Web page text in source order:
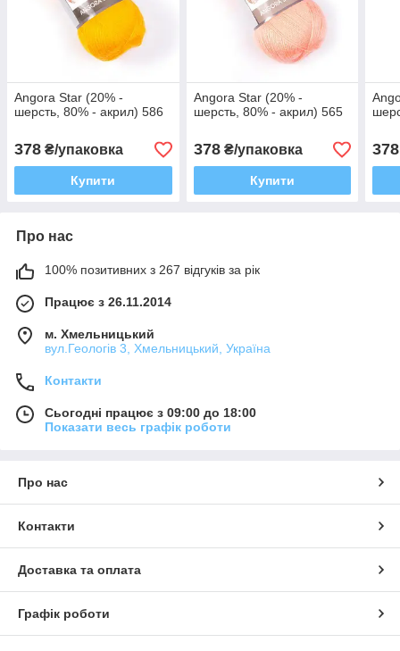
Angora Star (20% -
шерсть, 80% - акрил) 586
378 ₴/упаковка
Купити
Angora Star (20% -
шерсть, 80% - акрил) 565
378₴/упаковка
Купити
378
Про нас
100% позитивних з 267 відгуків за рік
Працює з 26.11.2014
м. Хмельницький
вул.Геологів 3, Хмельницький, Україна
Контакти
Сьогодні працює з 09:00 до 18:00
Показати весь графік роботи
Про нас
Контакти
Доставка та оплата
Графік роботи